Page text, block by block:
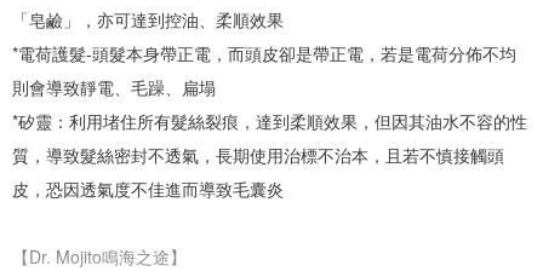
「皂鹼」，亦可達到控油、柔順效果
*電荷護髮-頭髮本身帶正電，而頭皮卻是帶正電，若是電荷分佈不均
則會導致靜電、毛躁、扁塌
*矽靈：利用堵住所有髮絲裂痕，達到柔順效果，但因其油水不容的性
質，導致髮絲密封不透氣，長期使用治標不治本，且若不慎接觸頭
皮，恐因透氣度不佳進而導致毛囊炎
【Dr. Mojito鳴海之途】